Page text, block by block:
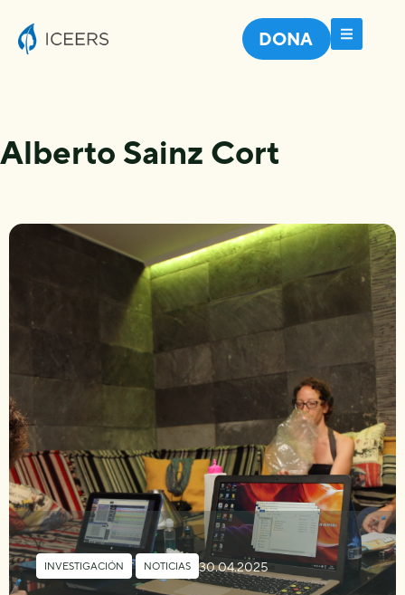
DONA
Alberto Sainz Cort
INVESTIGACIÓN , NOTICIAS 30.04.2025